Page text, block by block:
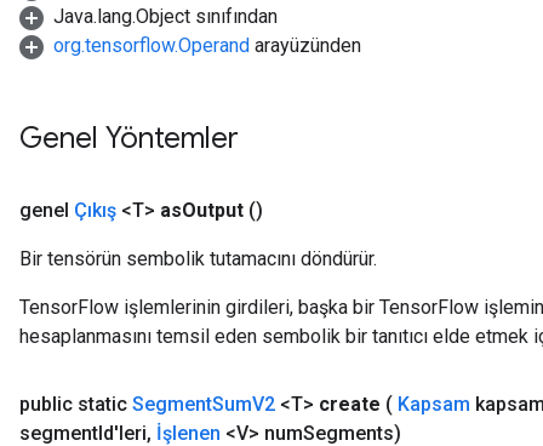
Java.lang.Object sınıfından
org.tensorflow.Operand arayüzünden
Genel Yöntemler
genel Çıkış <T> asOutput ()
Bir tensörün sembolik tutamacını döndürür.
TensorFlow işlemlerinin girdileri, başka bir TensorFlow
hesaplanmasını temsil eden sembolik bir tanıtıcı elde etmek
public static SegmentSumV2 <T> create ( Kapsam
segmentId'leri, İşlenen <V> numSegments)